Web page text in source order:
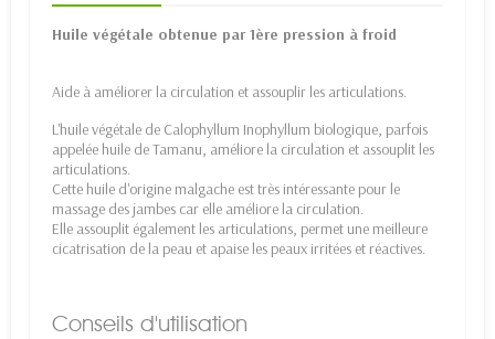
Huile végétale obtenue par 1ère pression à froid
Aide à améliorer la circulation et assouplir les articulations.
L'huile végétale de Calophyllum Inophyllum biologique, parfois
appelée huile de Tamanu, améliore la circulation et assouplit les
articulations.
Cette huile d'origine malgache est très intéressante pour le
massage des jambes car elle améliore la circulation.
Elle assouplit également les articulations, permet une meilleure
cicatrisation de la peau et apaise les peaux irritées et réactives.
Conseils d'utilisation